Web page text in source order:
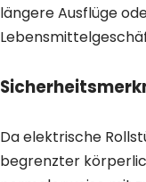
längere Ausflüge
Da elektrische
begrenzter